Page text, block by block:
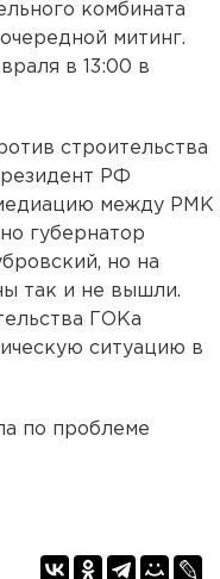
комбината
митинг.
в 13:00 в
строительства
РФ
между РМК
губернатор
но на
так и не вышли.
ГОКа
ситуацию в
по проблеме